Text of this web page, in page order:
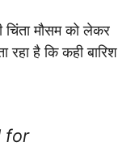
चिंता मौसम को लेकर
है कि कही बारिश
for